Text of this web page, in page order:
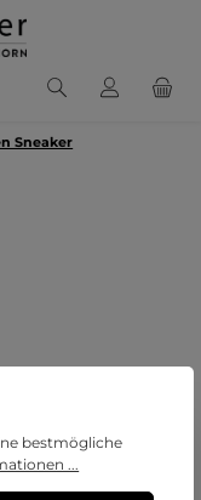
Sneaker
bestmögliche
...